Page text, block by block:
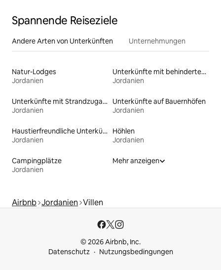
Spannende Reiseziele
Andere Arten von Unterkünften Unternehmungen
Natur-Lodges
Jordanien
Unterkünfte mit behindertengerechtem Bett
Jordanien
Unterkünfte mit Strandzugang
Jordanien
Unterkünfte auf Bauernhöfen
Jordanien
Haustierfreundliche Unterkünfte
Jordanien
Höhlen
Jordanien
Campingplätze
Jordanien
Mehr anzeigen
Airbnb Jordanien Villen
© 2026 Airbnb, Inc.
Datenschutz
Nutzungsbedingungen